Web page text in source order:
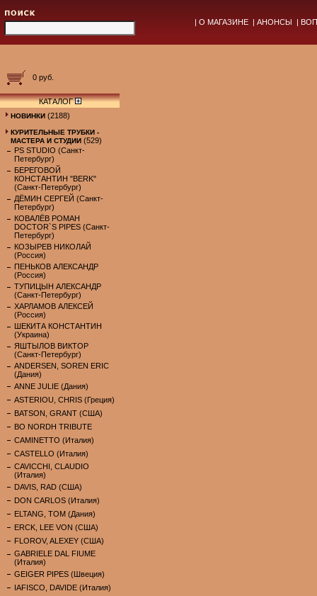
| О МАГАЗИНЕ | АНОНСЫ |
0 руб.
КАТАЛОГ
НОВИНКИ (2188)
КУРИТЕЛЬНЫЕ ТРУБКИ -
МАСТЕРА И СТУДИИ (529)
PS STUDIO (Санкт-
Петербург)
БЕРЕГОВОЙ
КОНСТАНТИН "BERK"
(Санкт-Петербург)
ДЁМИН СЕРГЕЙ (Санкт-
Петербург)
КОВАЛЁВ РОМАН
DOCTOR`S PIPES (Санкт-
Петербург)
КОЗЫРЕВ НИКОЛАЙ
(Россия)
ПЕНЬКОВ АЛЕКСАНДР
(Россия)
ТУПИЦЫН АЛЕКСАНДР
(Санкт-Петербург)
ХАРЛАМОВ АЛЕКСЕЙ
(Россия)
ШЕКИТА КОНСТАНТИН
(Украина)
ЯШТЫЛОВ ВИКТОР
(Санкт-Петербург)
ANDERSEN, SOREN ERIC
(Дания)
ANNE JULIE (Дания)
ASTERIOU, CHRIS (Греция)
BATSON, GRANT (США)
BO NORDH TRIBUTE
CAMINETTO (Италия)
CASTELLO (Италия)
CAVICCHI, CLAUDIO
(Италия)
DAVIS, RAD (США)
DON CARLOS (Италия)
ELTANG, TOM (Дания)
ERCK, LEE VON (США)
FLOROV, ALEXEY (США)
GABRIELE DAL FIUME
(Италия)
GEIGER PIPES (Швеция)
IAFISCO, DAVIDE (Италия)